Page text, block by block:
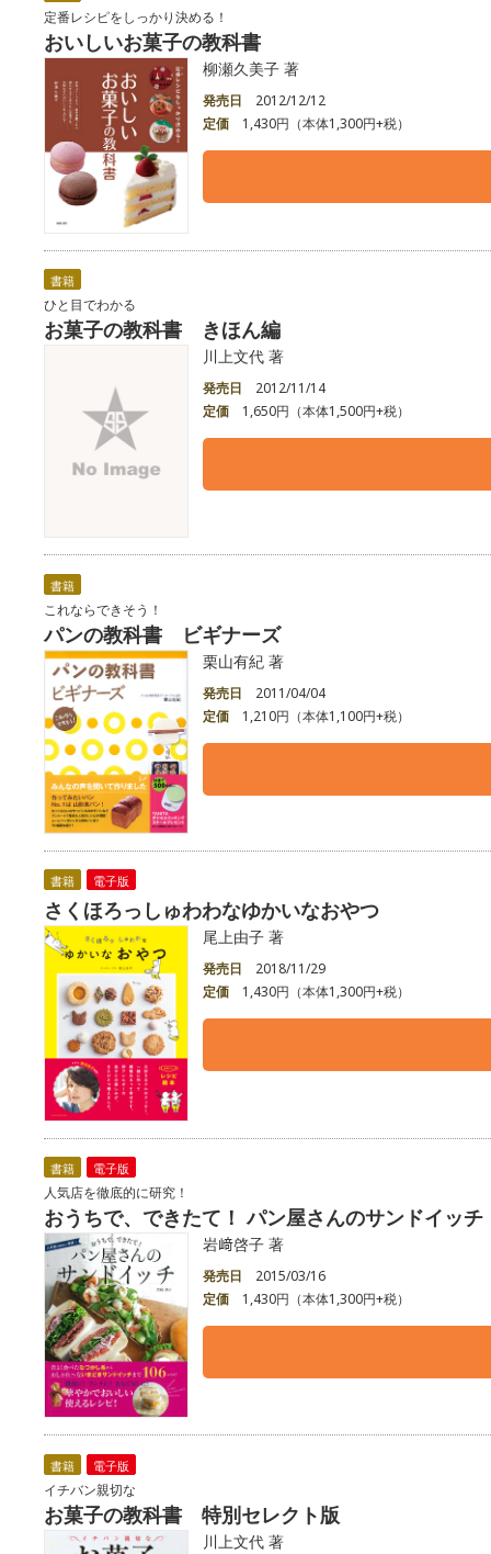
定番レシピをしっかり決める！
おいしいお菓子の教科書
柳瀬久美子 著
発売日
2012/12/12
定価
1,430円（本体1,300円+税）
書籍
ひと目でわかる
お菓子の教科書 きほん編
川上文代 著
発売日
2012/11/14
定価
1,650円（本体1,500円+税）
書籍
これならできそう！
パンの教科書 ビギナーズ
栗山有紀 著
発売日
2011/04/04
定価
1,210円（本体1,100円+税）
書籍 電子版
さくほろっしゅわわなゆかいなおやつ
尾上由子 著
発売日
2018/11/29
定価
1,430円（本体1,300円+税）
書籍 電子版
人気店を徹底的に研究！
おうちで、できたて！ パン屋さんのサンドイッチ
岩﨑啓子 著
発売日
2015/03/16
定価
1,430円（本体1,300円+税）
書籍 電子版
イチバン親切な
お菓子の教科書 特別セレクト版
川上文代 著